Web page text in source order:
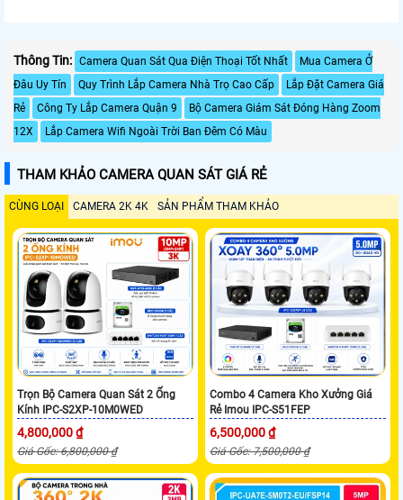
Thông Tin: Camera Quan Sát Qua Điện Thoại Tốt Nhất
Mua Camera Ở
Đâu Uy Tín
Quy Trình Lắp Camera Nhà Trọ Cao Cấp
Lắp Đặt Camera Giá
Rẻ
Công Ty Lắp Camera Quận 9
Bộ Camera Giám Sát Đóng Hàng Zoom
12X
Lắp Camera Wifi Ngoài Trời Ban Đêm Có Màu
THAM KHẢO CAMERA QUAN SÁT GIÁ RẺ
CÙNG LOẠI CAMERA 2K 4K SẢN PHẨM THAM KHẢO
Trọn Bộ Camera Quan Sát 2 Ống
Kính IPC-S2XP-10M0WED
4,800,000 ₫
Giá Gốc: 6,800,000 ₫
Combo 4 Camera Kho Xưởng Giá
Rẻ Imou IPC-S51FEP
6,500,000 ₫
Giá Gốc: 7,500,000 ₫